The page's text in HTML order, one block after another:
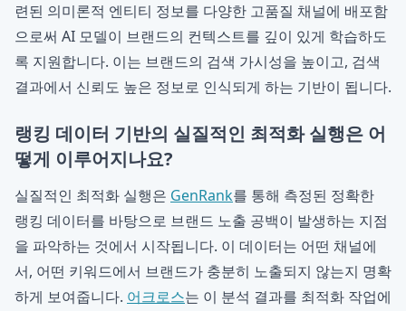
련된 의미론적 엔티티 정보를 다양한 고품질 채널에 배포함
으로써 AI 모델이 브랜드의 컨텍스트를 깊이 있게 학습하도
록 지원합니다. 이는 브랜드의 검색 가시성을 높이고, 검색
결과에서 신뢰도 높은 정보로 인식되게 하는 기반이 됩니다.
랭킹 데이터 기반의 실질적인 최적화 실행은 어
떻게 이루어지나요?
실질적인 최적화 실행은 GenRank를 통해 측정된 정확한
랭킹 데이터를 바탕으로 브랜드 노출 공백이 발생하는 지점
을 파악하는 것에서 시작됩니다. 이 데이터는 어떤 채널에
서, 어떤 키워드에서 브랜드가 충분히 노출되지 않는지 명확
하게 보여줍니다. 어크로스는 이 분석 결과를 최적화 작업에